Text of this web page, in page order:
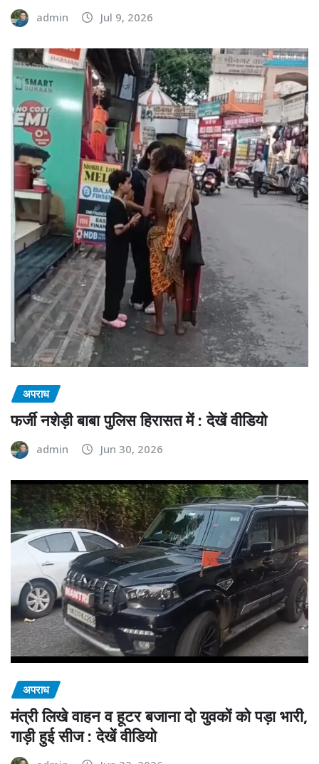
admin Jul 9, 2026
अपराध
फर्जी नशेड़ी बाबा पुलिस हिरासत में : देखें वीडियो
admin Jun 30, 2026
अपराध
मंत्री लिखे वाहन व हूटर बजाना दो युवकों को पड़ा भारी,
गाड़ी हुई सीज : देखें वीडियो